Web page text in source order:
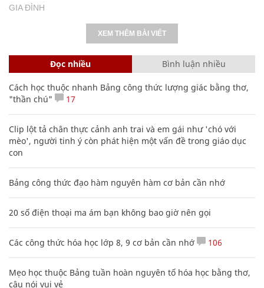
GIA ĐÌNH
XEM THÊM BÀI VIẾT
Đọc nhiều Bình luận nhiều
Cách học thuộc nhanh Bảng công thức lượng giác bằng thơ,
"thần chú"
17
Clip lột tả chân thực cảnh anh trai và em gái như 'chó với
mèo', người tinh ý còn phát hiện một vấn đề trong giáo dục
con
Bảng công thức đạo hàm nguyên hàm cơ bản cần nhớ
20 số điện thoại ma ám bạn không bao giờ nên gọi
Các công thức hóa học lớp 8, 9 cơ bản cần nhớ 106
Mẹo học thuộc Bảng tuần hoàn nguyên tố hóa học bằng thơ,
câu nói vui vẻ